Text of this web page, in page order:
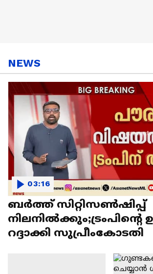
NEWS
ബര്‍ത്ത് സിറ്റിസണ്‍ഷിപ്പ്
റദ്ദാക്കി സുപ്രീംകോടതി
03:16